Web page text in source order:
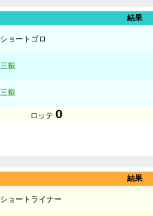
結果
ショートゴロ
三振
三振
ロッテ 0
結果
ショートライナー